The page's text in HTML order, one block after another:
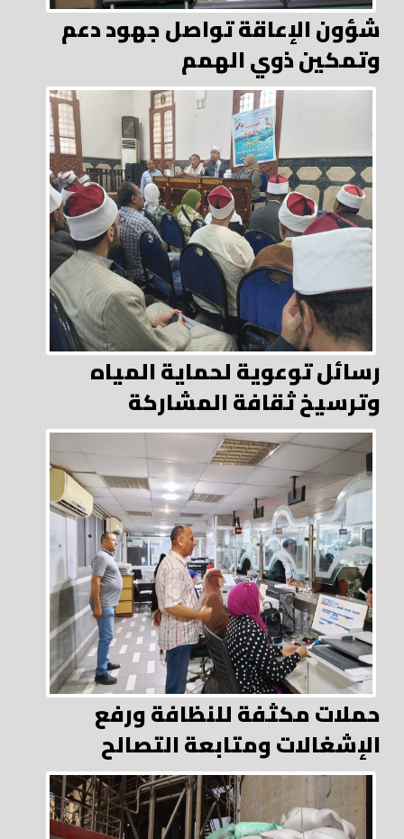
شؤون الإعاقة تواصل جهود دعم
وتمكين ذوي الهمم
رسائل توعوية لحماية المياه
وترسيخ ثقافة المشاركة
حملات مكثفة للنظافة ورفع
الإشغالات ومتابعة التصالح